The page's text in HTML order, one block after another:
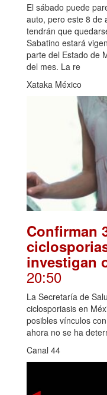
El sábado puede
auto, pero este 8 de
tendrán que
Sabatino estará
parte del Estado de
del mes. La re
Xataka México
Confirman
investigan
20:50
La Secretaría de
ciclosporiasis en
posibles vínculos
ahora no se ha
Canal 44